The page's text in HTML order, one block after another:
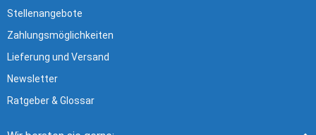
Stellenangebote
Zahlungsmöglichkeiten
Lieferung und Versand
Newsletter
Ratgeber & Glossar